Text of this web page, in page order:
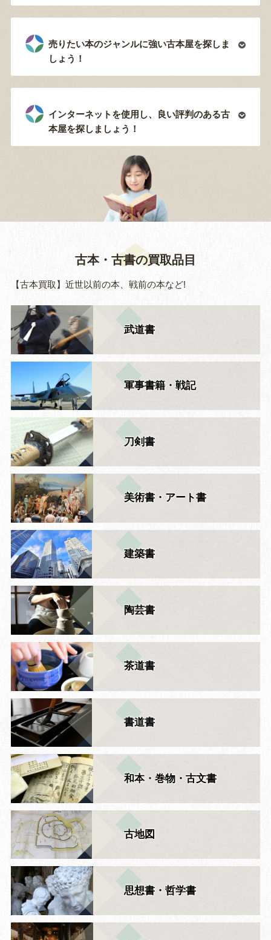
売りたい本のジャンルに強い古本屋を探しま
しょう！
インターネットを使用し、良い評判のある古
本屋を探しましょう！
古本・古書の買取品目
【古本買取】近世以前の本、戦前の本など!
武道書
軍事書籍・戦記
刀剣書
美術書・アート書
建築書
陶芸書
茶道書
書道書
和本・巻物・古文書
古地図
思想書・哲学書